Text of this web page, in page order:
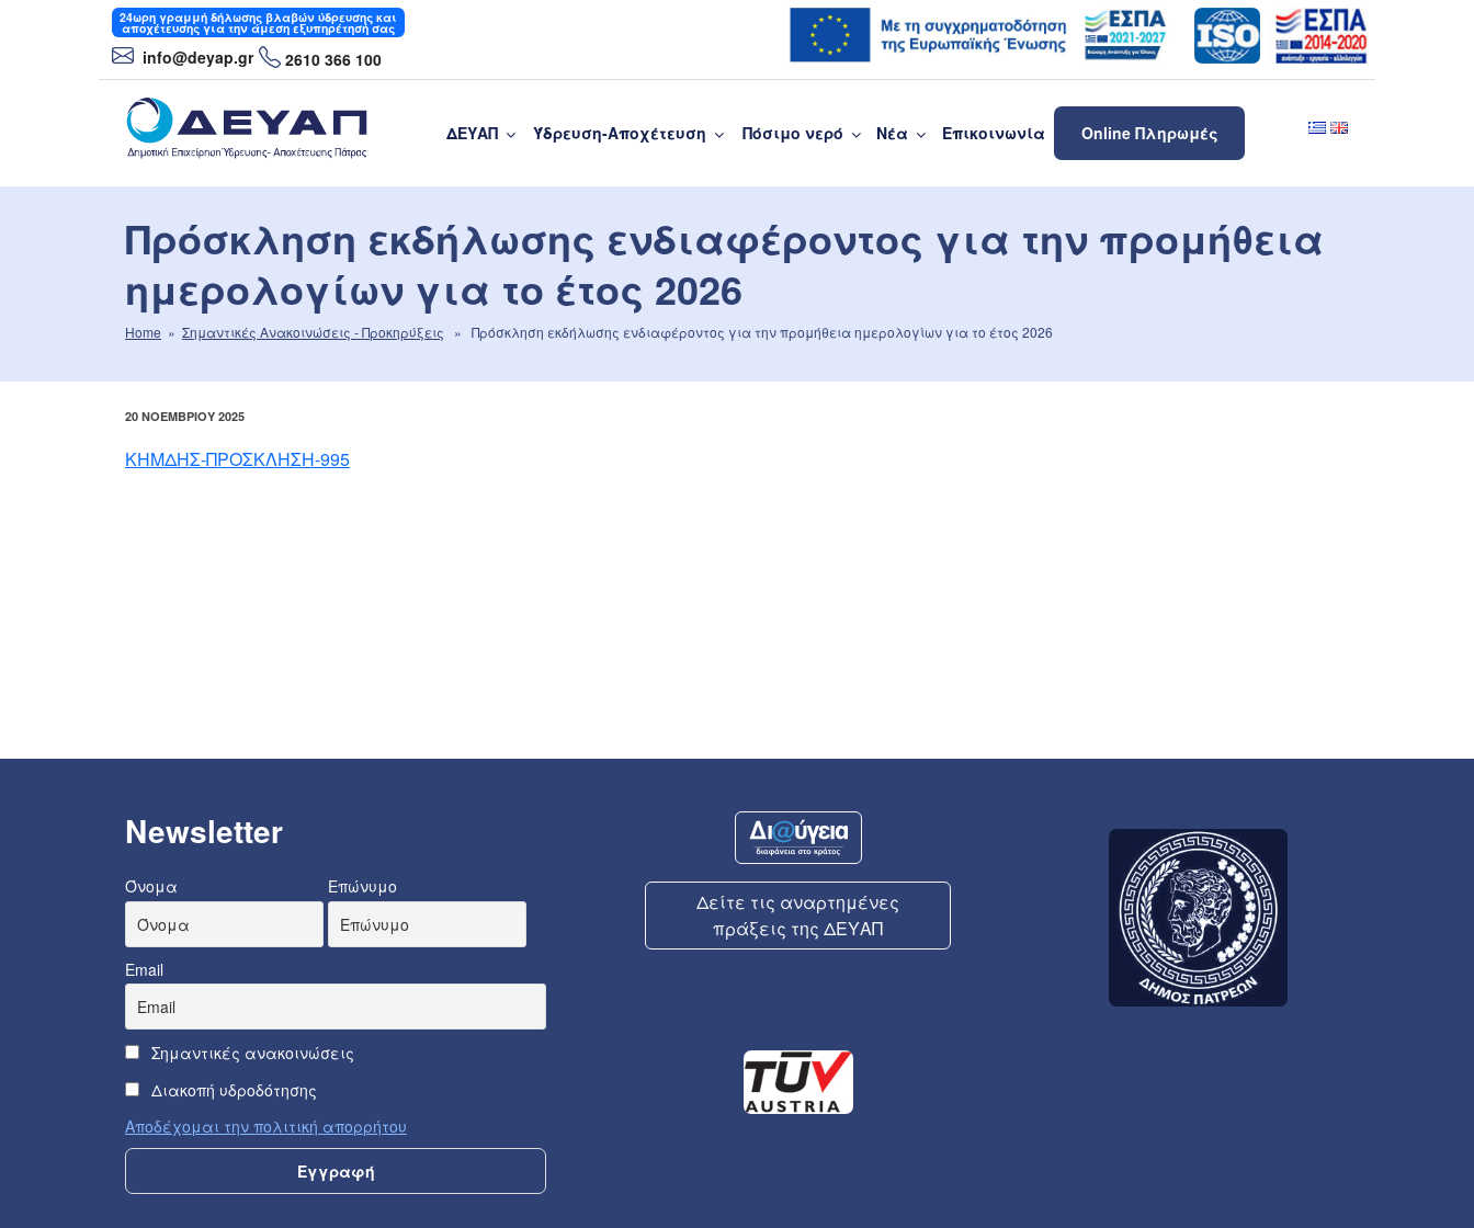
περιεχόμενο
24ωρη γραμμή δήλωσης βλαβών ύδρευσης και
αποχέτευσης για την άμεση εξυπηρέτησή σας
info@deyap.gr 2610 366 100
ΔΕΥΑΠ
ΔΕΥΑΠ Ύδρευση-Αποχέτευση Πόσιμο νερό Νέα Επικοινωνία Online Πληρωμές
Πρόσκληση εκδήλωσης ενδιαφέροντος για την προμήθεια
ημερολογίων για το έτος 2026
Home » Σημαντικές Aνακοινώσεις - Προκηρύξεις » Πρόσκληση εκδήλωσης ενδιαφέροντος για την προμήθεια ημερολογίων για το έτος 2026
ΔΗΜΟΣΙΕΎΤΗΚΕ
20 ΝΟΕΜΒΡΊΟΥ 2025
ΚΗΜΔΗΣ-ΠΡΟΣΚΛΗΣΗ-995
Newsletter
Όνομα Επώνυμο
Email
Σημαντικές ανακοινώσεις
Διακοπή υδροδότησης
Αποδέχομαι την πολιτική απορρήτου
Δείτε τις αναρτημένες
πράξεις της ΔΕΥΑΠ